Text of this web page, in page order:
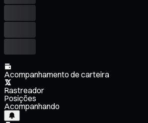
Acompanhamento de carteira
Rastreador
Posições
Acompanhando